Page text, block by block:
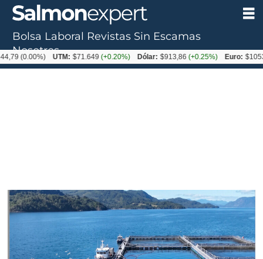
Tag:
imenco
Bolsa Laboral Revistas Sin Escamas
Nosotros
UTM: $71.649 (+0.20%) Dólar: $913,86 (+0.25%) Euro: $1053,08(-